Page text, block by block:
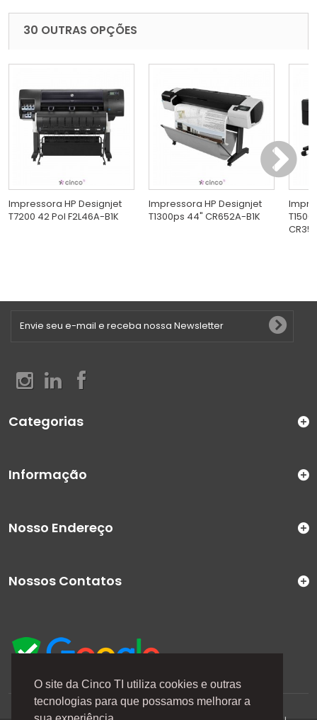
O site da Cinco TI utiliza cookies e outras
tecnologias para que possamos melhorar a
30 OUTRAS OPÇÕES
Impressora HP Designjet
T7200 42 Pol F2L46A-B1K
Impressora HP Designjet
T1300ps 44" CR652A-B1K
Categorias
Informação
A Cinco TI (5TI) é uma marca registrada de CINCO TI
Nosso Endereço
Nossos Contatos